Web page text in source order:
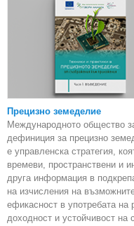
Прецизно земеделие
Международното общество
дефиниция за прецизно
е управленска стратегия,
времеви, пространствени и
друга информация в
на изчисления на
ефикасност в употребата на
доходност и устойчивост на